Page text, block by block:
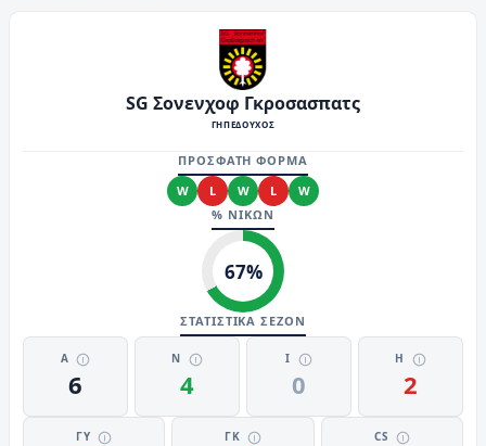
SG Σονενχοφ Γκροσασπατς
ΓΗΠΕΔΟΥΧΟΣ
ΠΡΟΣΦΑΤΗ ΦΟΡΜΑ
W
L W L
W
% ΝΙΚΩΝ
67%
ΣΤΑΤΙΣΤΙΚΑ ΣΕΖΟΝ
Α
6
Ν
4
Ι
0
Η
2
ΓΥ ΓΚ CS